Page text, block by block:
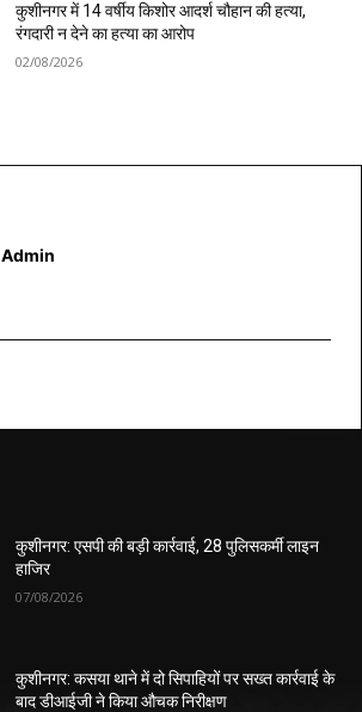
कुशीनगर में 14 वर्षीय किशोर आदर्श चौहान की हत्या,
रंगदारी न देने का हत्या का आरोप
02/08/2026
Admin
कुशीनगर: एसपी की बड़ी कार्रवाई, 28 पुलिसकर्मी लाइन
हाजिर
07/08/2026
कुशीनगर: कसया थाने में दो सिपाहियों पर सख्त कार्रवाई के
बाद डीआईजी ने किया औचक निरीक्षण